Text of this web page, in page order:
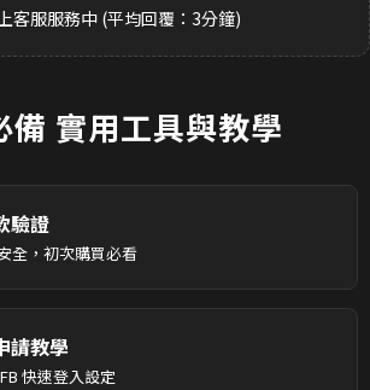
客服服務中 (平均回覆：3分鐘)
備 實用工具與教學
驗證
全，初次購買必看
請教學
快速登入設定